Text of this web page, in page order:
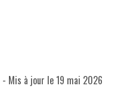
- Mis à jour le19 mai 2026